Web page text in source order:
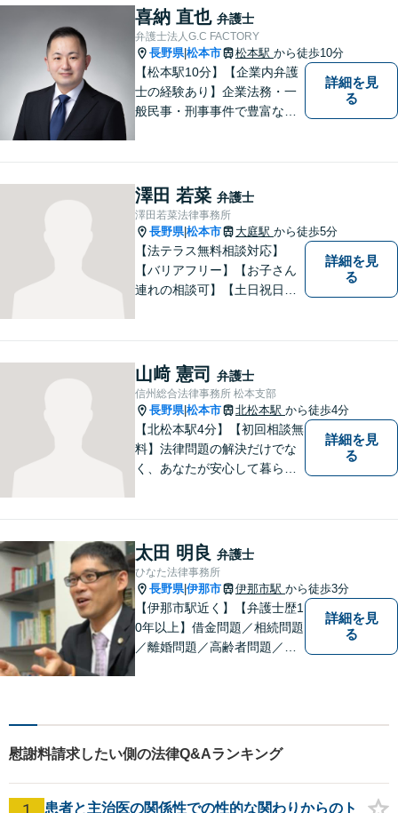
忙しい方もお気軽にご相談く
ださい。
喜納 直也 弁護士
弁護士法人G.C FACTORY
長野県|松本市 松本駅 から徒歩10分
【松本駅10分】【企業内弁護
士の経験あり】企業法務・一
般民事・刑事事件で豊富な実
供します。
詳細を見
る
澤田 若菜 弁護士
澤田若菜法律事務所
長野県|松本市 大庭駅 から徒歩5分
【法テラス無料相談対応】
【バリアフリー】【お子さん
連れの相談可】【土日祝日応
詳細を見
る
山﨑 憲司 弁護士
信州総合法律事務所 松本支部
長野県|松本市 北松本駅 から徒歩4分
【北松本駅4分】【初回相談無
料】法律問題の解決だけでな
く、あなたが安心して暮らせ
せください。お気持ちに寄り
添い、より良い選択ができる
よう全力を尽くします。【法
テラス利用可】
詳細を見
る
太田 明良 弁護士
ひなた法律事務所
長野県|伊那市 伊那市駅 から徒歩3分
【伊那市駅近く】【弁護士歴1
0年以上】借金問題／相続問題
／離婚問題／高齢者問題／相
根ざした弁護士】もし何かお
困りな事がございましたらお
気軽にご相談ください。
詳細を見
る
慰謝料請求したい側の法律Q&Aランキング
患者と主治医の関係性での性的な関わりからのト